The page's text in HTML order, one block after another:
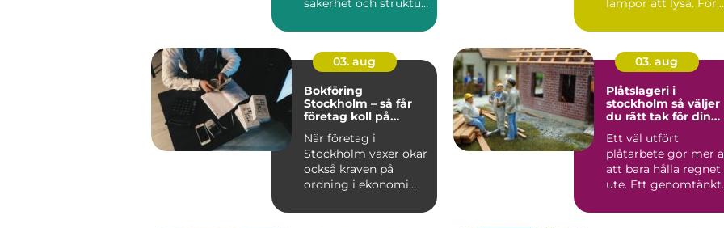
säkerhet och struktur.
lampor att lysa. För
fastighetsägar...
03. aug
Bokföring
Stockholm – så får
företag koll på
När företag i
Stockholm växer ökar
också kraven på
ordning i ekonomi...
03. aug
Plåtslageri i
stockholm så väljer
du rätt tak för din
Ett väl utfört
plåtarbete gör mer
att bara hålla regnet
ute. Ett genomtänkt
fasad...